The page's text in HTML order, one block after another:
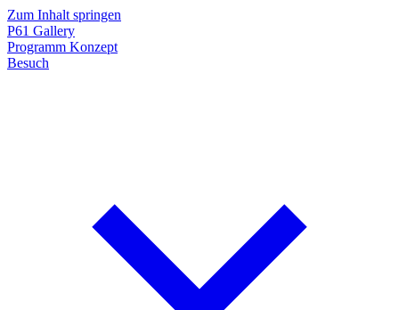
Zum Inhalt springen
P61 Gallery
Programm Konzept
Besuch